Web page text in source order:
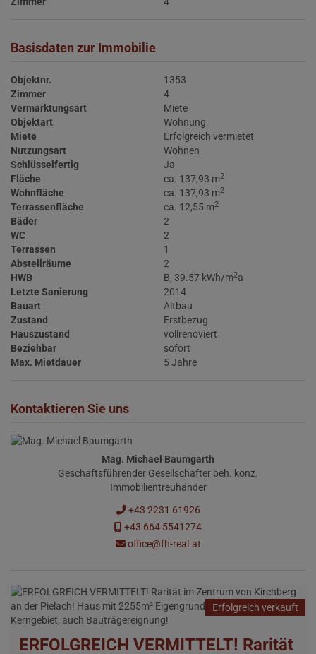
Basisdaten zur Immobilie
Objektnr.
1353
Zimmer
4
Vermarktungsart
Miete
Objektart
Wohnung
Miete
Erfolgreich vermietet
Nutzungsart
Wohnen
Schlüsselfertig
Ja
Fläche
ca. 137,93 m2
Wohnfläche ca. 137,93 m2
Terrassenfläche ca. 12,55 m2
Bäder
2
WC
2
Terrassen
1
Abstellräume
2
HWB
B, 39.57 kWh/m2a
Letzte Sanierung
2014
Bauart
Altbau
Zustand
Erstbezug
Hauszustand
vollrenoviert
Beziehbar
sofort
Max. Mietdauer
5 Jahre
Kontaktieren Sie uns
Mag. Michael Baumgarth
Geschäftsführender Gesellschafter beh. konz.
Immobilientreuhänder
+43 2231 61926
+43 664 5541274
office@fh-real.at
Erfolgreich verkauft
ERFOLGREICH VERMITTELT! Rarität